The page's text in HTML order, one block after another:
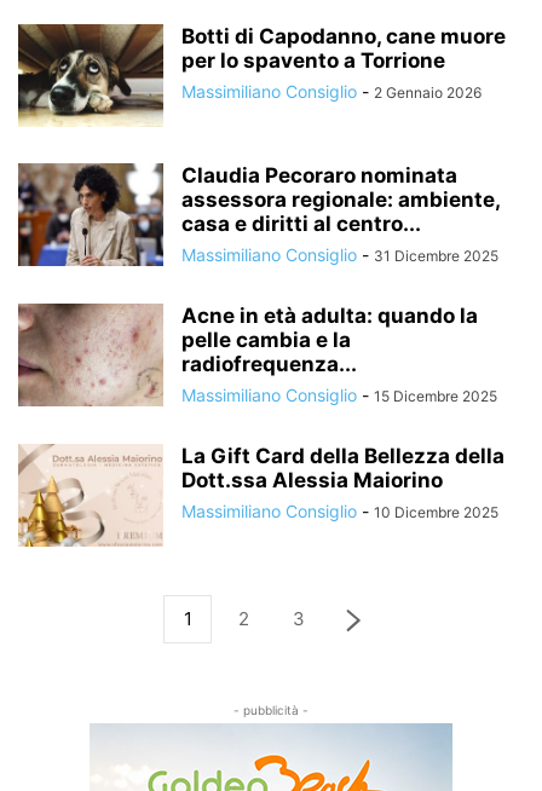
Botti di Capodanno, cane muore
per lo spavento a Torrione
Massimiliano Consiglio - 2 Gennaio 2026
Claudia Pecoraro nominata
assessora regionale: ambiente,
casa e diritti al centro...
Massimiliano Consiglio - 31 Dicembre 2025
Acne in età adulta: quando la
pelle cambia e la
radiofrequenza...
Massimiliano Consiglio - 15 Dicembre 2025
La Gift Card della Bellezza della
Dott.ssa Alessia Maiorino
Massimiliano Consiglio - 10 Dicembre 2025
1 2 3
- pubblicità -